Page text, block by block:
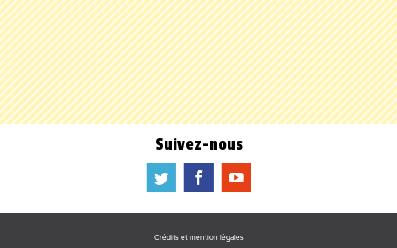
Suivez-nous
a b f
Crédits et mention légales